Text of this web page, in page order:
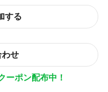
する
わせ
ーポン配布中！